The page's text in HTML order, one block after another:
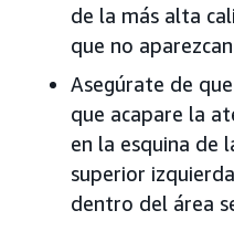
de la más alta
que no
Asegúrate de
que acapare la
en la esquina de
superior
dentro del área